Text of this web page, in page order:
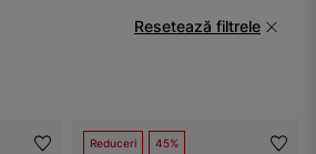
Resetează filtrele
Reduceri 45%